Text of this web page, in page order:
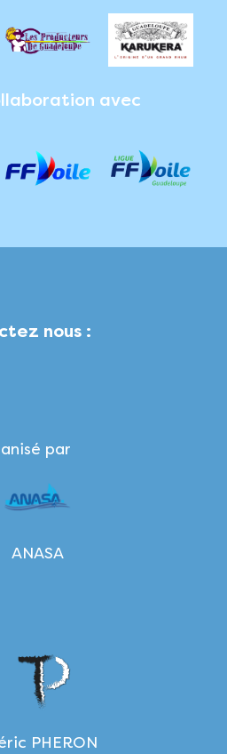
avec
nous :
par
ANASA
PHERON